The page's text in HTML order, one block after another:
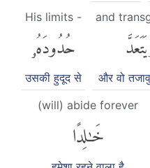
and
और वो
His limits -
حُدُودَهُۥ
उसकी हुदूद से
(will) abide forever
خَٰلِدًا